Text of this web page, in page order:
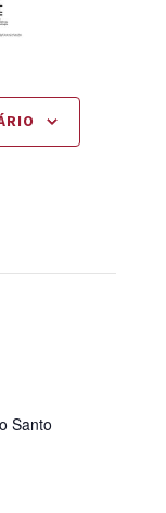
Santo